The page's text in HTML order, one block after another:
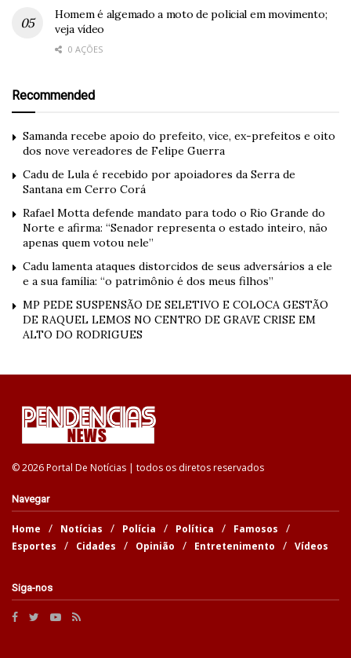
Homem é algemado a moto de policial em movimento;
veja vídeo
0 AÇÕES
Recommended
Samanda recebe apoio do prefeito, vice, ex-prefeitos e oito
dos nove vereadores de Felipe Guerra
Cadu de Lula é recebido por apoiadores da Serra de
Santana em Cerro Corá
Rafael Motta defende mandato para todo o Rio Grande do
Norte e afirma: “Senador representa o estado inteiro, não
apenas quem votou nele”
Cadu lamenta ataques distorcidos de seus adversários a ele
e a sua família: “o patrimônio é dos meus filhos”
MP PEDE SUSPENSÃO DE SELETIVO E COLOCA GESTÃO
DE RAQUEL LEMOS NO CENTRO DE GRAVE CRISE EM
ALTO DO RODRIGUES
© 2026 Portal De Notícias | todos os diretos reservados
Navegar
Home Notícias Polícia Política
Famosos
Esportes
Cidades Opinião Entretenimento Vídeos
Siga-nos